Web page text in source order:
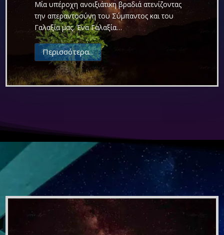
Μία υπέροχη ανοιξιάτικη βραδιά ατενίζοντας
την απεραντοσύνη του Σύμπαντος και του
Γαλαξία μας. Ένα Γαλαξία…
Περισσότερα...